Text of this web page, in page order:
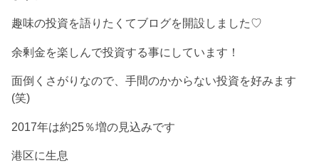
趣味の投資を語りたくてブログを開設しました♡
余剰金を楽しんで投資する事にしています！
面倒くさがりなので、手間のかからない投資を好みます
(笑)
2017年は約25％増の見込みです
港区に生息